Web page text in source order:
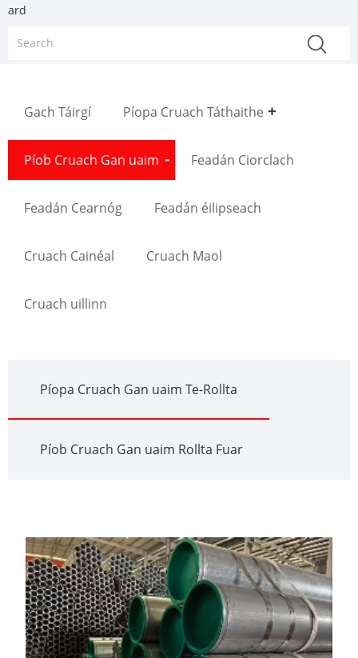
ard
Gach Táirgí Píopa Cruach Táthaithe
Píob Cruach Gan uaim Feadán Ciorclach
Feadán Cearnóg Feadán éilipseach
Cruach Cainéal Cruach Maol
Cruach uillinn
Píopa Cruach Gan uaim Te-Rollta
Píob Cruach Gan uaim Rollta Fuar